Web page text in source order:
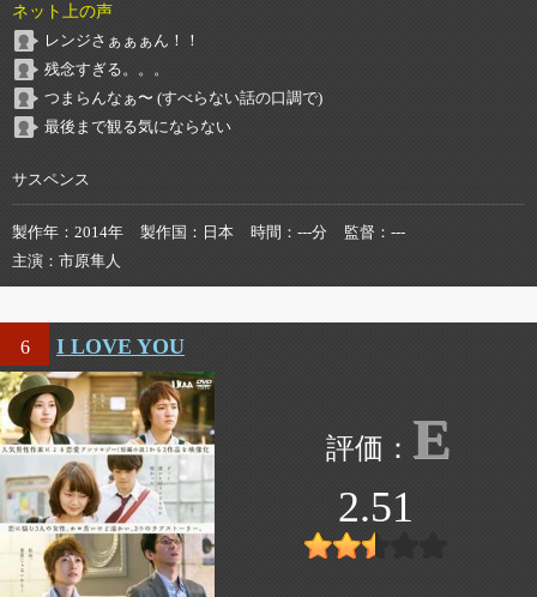
ネット上の声
レンジさぁぁぁん！！
残念すぎる。。。
つまらんなぁ〜 (すべらない話の口調で)
最後まで観る気にならない
サスペンス
製作年 2014年 製作国 日本 時間 ---分 監督
---
主演
市原隼人
6 I LOVE YOU
E
2.51